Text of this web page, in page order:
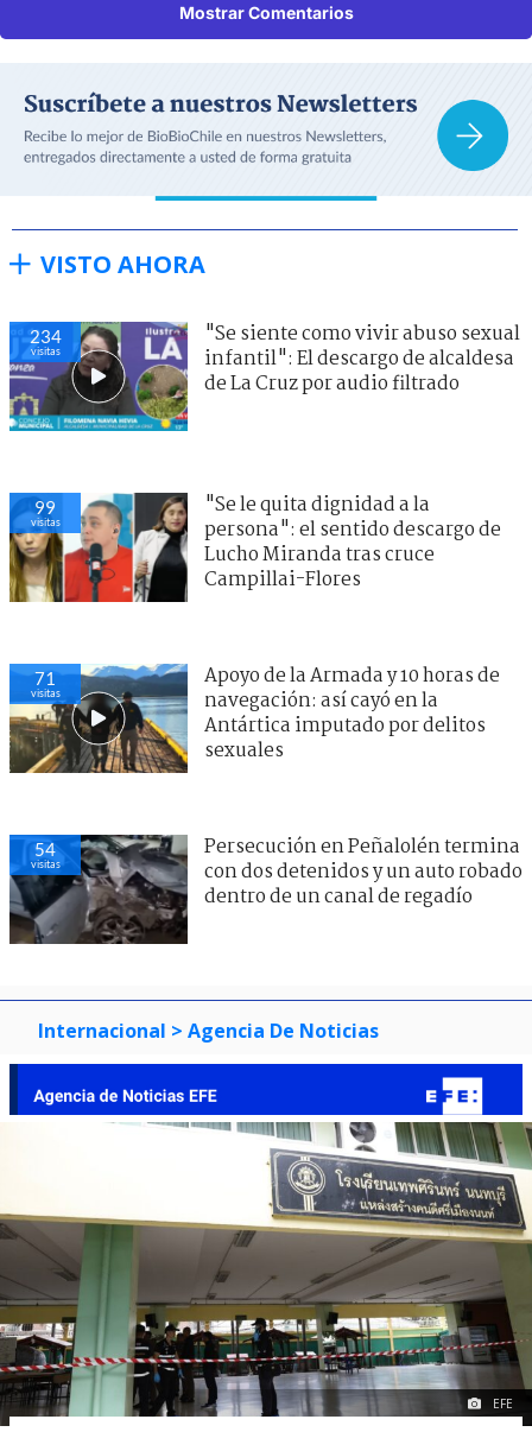
Mostrar Comentarios
VISTO AHORA
234
visitas
"Se siente como vivir abuso sexual
infantil": El descargo de alcaldesa
de La Cruz por audio filtrado
99
visitas
"Se le quita dignidad a la
persona": el sentido descargo de
Lucho Miranda tras cruce
Campillai-Flores
71
visitas
Apoyo de la Armada y 10 horas de
navegación: así cayó en la
Antártica imputado por delitos
sexuales
54
visitas
Persecución en Peñalolén termina
con dos detenidos y un auto robado
dentro de un canal de regadío
Internacional > Agencia De Noticias
EFE